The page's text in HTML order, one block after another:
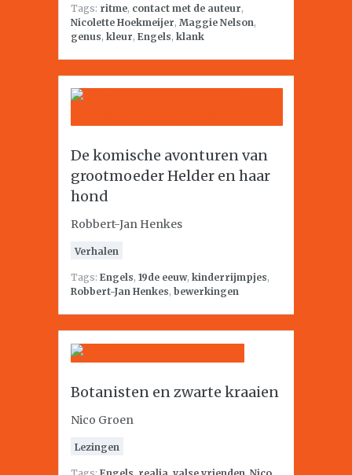
Tags: ritme, contact met de auteur,
Nicolette Hoekmeijer, Maggie Nelson,
genus, kleur, Engels, klank
De komische avonturen van
grootmoeder Helder en haar
hond
Robbert-Jan Henkes
Verhalen
Tags: Engels, 19de eeuw, kinderrijmpjes,
Robbert-Jan Henkes, bewerkingen
Botanisten en zwarte kraaien
Nico Groen
Lezingen